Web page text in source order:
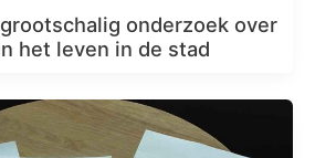
onderzoek over
het leven in de stad